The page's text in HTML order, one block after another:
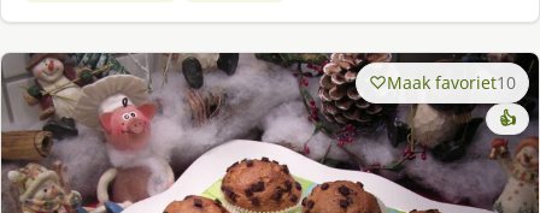
Maak favoriet10
👍